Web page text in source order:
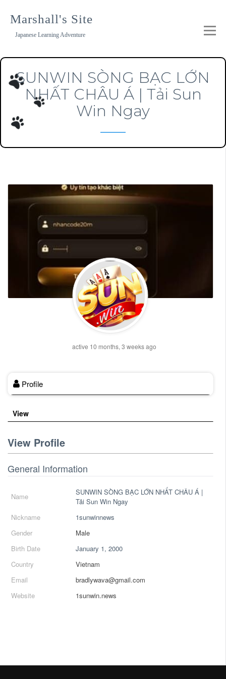
Marshall's Site
Japanese Learning Adventure
SUNWIN SÒNG BẠC LỚN
NHẤT CHÂU Á | Tải Sun
Win Ngay
active 10 months, 3 weeks ago
Profile
View
View Profile
General Information
Name
SUNWIN SÒNG BẠC LỚN NHẤT CHÂU Á |
Tải Sun Win Ngay
Nickname
1sunwinnews
Gender
Male
Birth Date
January 1, 2000
Country
Vietnam
Email
bradlywava@gmail.com
Website
1sunwin.news